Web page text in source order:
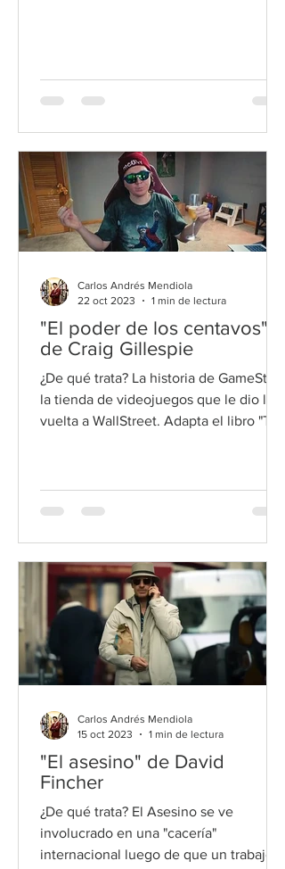
"El poder de los centavos"
de Craig Gillespie
¿De qué trata? La historia de GameStop,
la tienda de videojuegos que le dio la
vuelta a WallStreet. Adapta el libro "The
Carlos Andrés Mendiola
22 oct 2023
1 min de lectura
"El asesino" de David
Fincher
¿De qué trata? El Asesino se ve
involucrado en una "cacería"
internacional luego de que un trabajo
Carlos Andrés Mendiola
15 oct 2023
1 min de lectura